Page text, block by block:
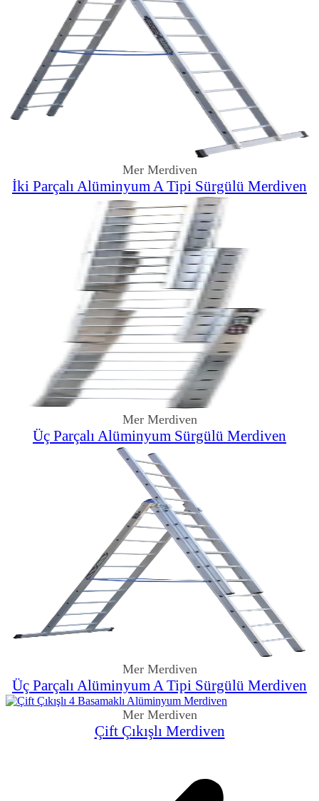
Mer Merdiven
İki Parçalı Alüminyum A Tipi Sürgülü Merdiven
Mer Merdiven
Üç Parçalı Alüminyum Sürgülü Merdiven
Mer Merdiven
Üç Parçalı Alüminyum A Tipi Sürgülü Merdiven
Mer Merdiven
Çift Çıkışlı Merdiven